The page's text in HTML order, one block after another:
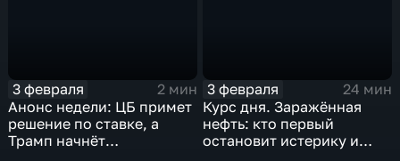
3 февраля
2 мин
Анонс недели: ЦБ примет
решение по ставке, а
Трамп начнёт
3 февраля
24 мин
Курс дня. Заражённая
нефть: кто первый
остановит истерику и